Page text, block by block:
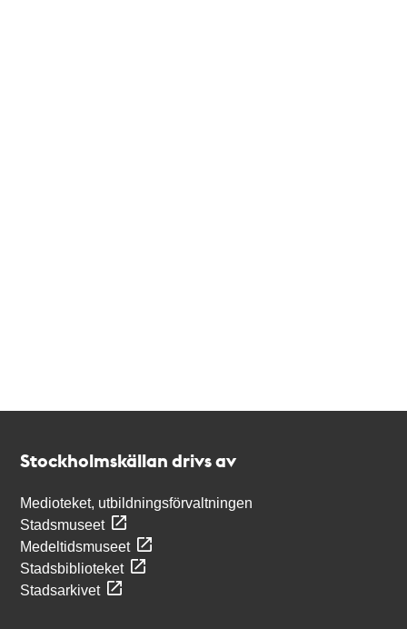
Stockholmskällan drivs av
Medioteket, utbildningsförvaltningen
Stadsmuseet
Medeltidsmuseet
Stadsbiblioteket
Stadsarkivet